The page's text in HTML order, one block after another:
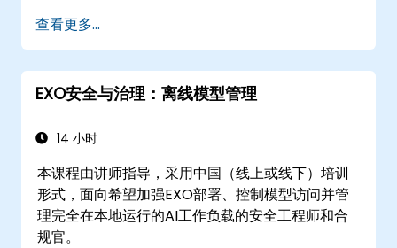
掌握与AI安全相关的法规合规要求。
查看更多...
EXO安全与治理：离线模型管理
14 小时
本课程由讲师指导，采用中国（线上或线下）培训
形式，面向希望加强EXO部署、控制模型访问并管
理完全在本地运行的AI工作负载的安全工程师和合
规官。